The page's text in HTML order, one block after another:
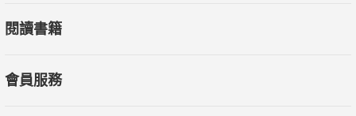
「這本書直指金錢之所以重要的核心……每一位金融監管機構的
閱讀書籍
會員服務